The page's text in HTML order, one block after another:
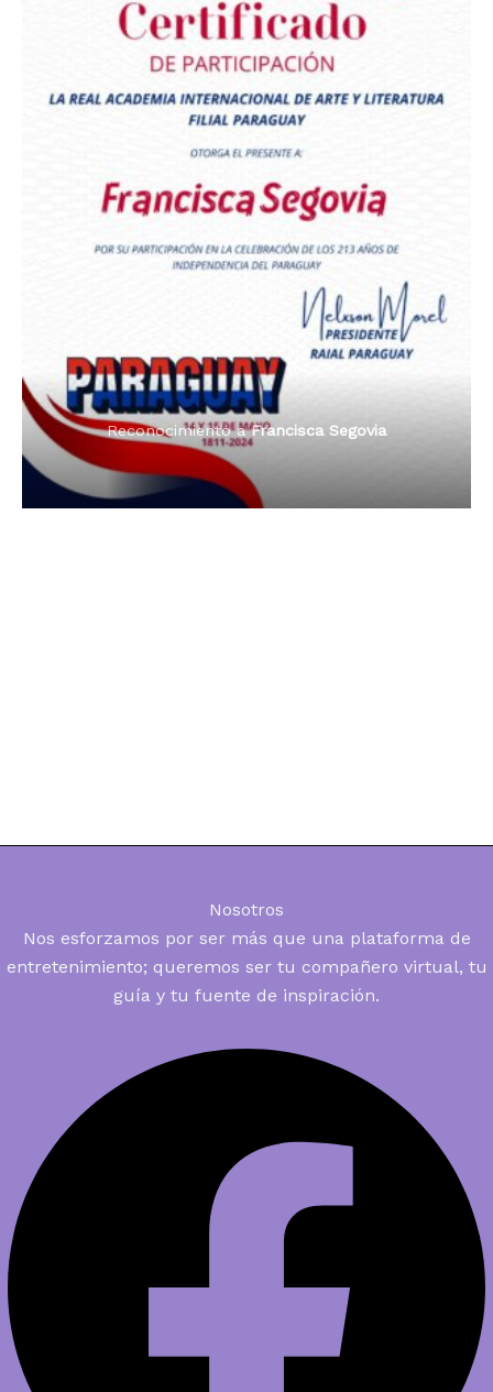
Dama de Oro 2024
Reconocimiento aFrancisca Segovia
Reconocimiento aFrancisca Segovia
Radio Tribuna Abierta
Premio Orgullo Paraguayo
Reconocimiento aFrancisca Segovia
Nosotros
Nos esforzamos por ser más que una plataforma de
entretenimiento; queremos ser tu compañero virtual, tu
guía y tu fuente de inspiración.